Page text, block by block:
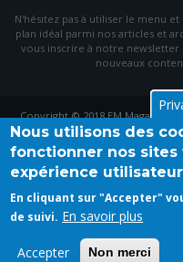
N'hésitez pas à utiliser le menu
plan idéal parmi nos articles et
vous inscrire à notre
nouveaux
Copyright © 2018 EM Magazine.
Nous utilisons des
fonctionner nos
expérience
En cliquant sur "Accepter"
de suivi. En savoir plus
Accepter Non merci